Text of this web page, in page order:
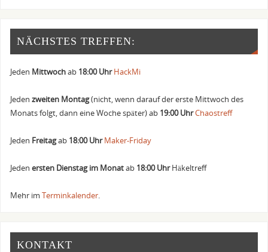
NÄCHSTES TREFFEN:
Jeden Mittwochab 18:00 Uhr HackMi
Jedenzweiten Montag(nicht, wenn darauf der erste Mittwoch des
Monats folgt, dann eine Woche später) ab 19:00 UhrChaostreff
Jeden Freitagab 18:00 Uhr Maker-Friday
Jedenersten Dienstag im Monatab 18:00 UhrHäkeltreff
Mehr imTerminkalender.
KONTAKT